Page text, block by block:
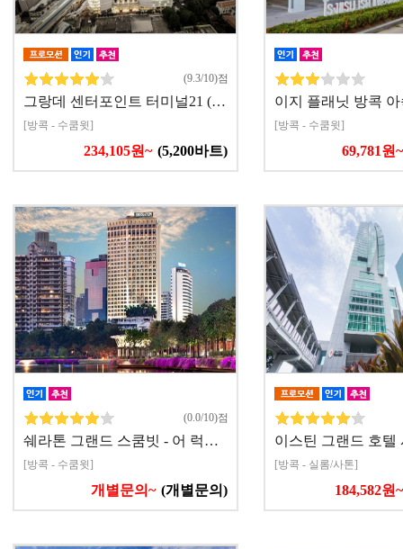
(9.3/10)점
그랑데 센터포인트 터미널21 (…
[방콕 - 수쿰윗]
234,105원~ (5,200바트)
이지 플래닛 방콕
[방콕 - 수쿰윗]
69,781원~
(0.0/10)점
쉐라톤 그랜드 스쿰빗 - 어 럭…
[방콕 - 수쿰윗]
개별문의~ (개별문의)
이스틴 그랜드 호텔
[방콕 - 실롬/사톤]
184,582원~